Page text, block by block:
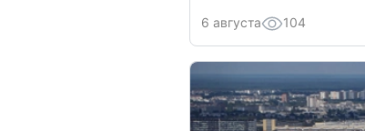
6 августа 104